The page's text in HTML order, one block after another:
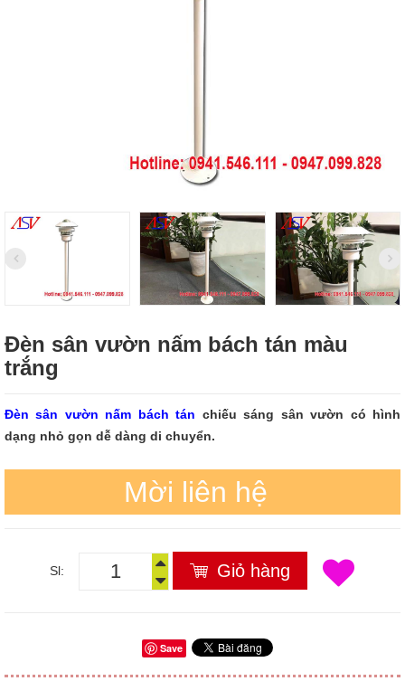
Đèn sân vườn nấm bách tán màu
trắng
Đèn sân vườn nấm bách tán chiếu sáng sân vườn có hình
dạng nhỏ gọn dễ dàng di chuyển.
Mời liên hệ
Sl: Giỏ hàng
Save